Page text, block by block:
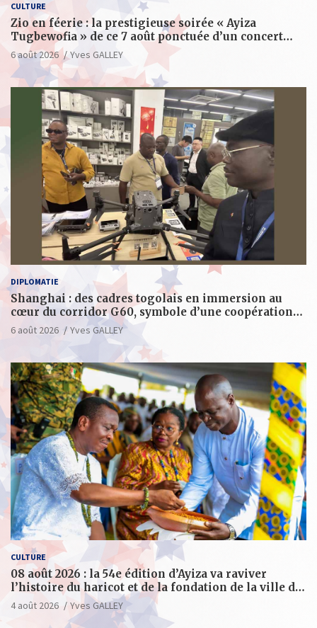
CULTURE
Zio en féerie : la prestigieuse soirée « Ayiza
Tugbewofia » de ce 7 août ponctuée d’un concert
XXL d’anthologie
6 août 2026 Yves GALLEY
DIPLOMATIE
Shanghai : des cadres togolais en immersion au
cœur du corridor G60, symbole d’une coopération
sino-togolaise axée sur l’excellence et le leadership
6 août 2026 Yves GALLEY
CULTURE
08 août 2026 : la 54e édition d’Ayiza va raviver
l’histoire du haricot et de la fondation de la ville de
Tsévié
4 août 2026 Yves GALLEY